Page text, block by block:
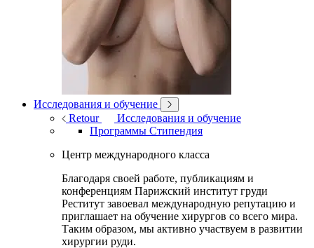
Исследования и обучение
Retour
Исследования и обучение
Программы Стипендия
Центр международного класса
Благодаря своей работе, публикациям и
конференциям Парижский институт груди
Реститут завоевал международную репутацию и
приглашает на обучение хирургов со всего мира.
Таким образом, мы активно участвуем в развитии
хирургии руди.